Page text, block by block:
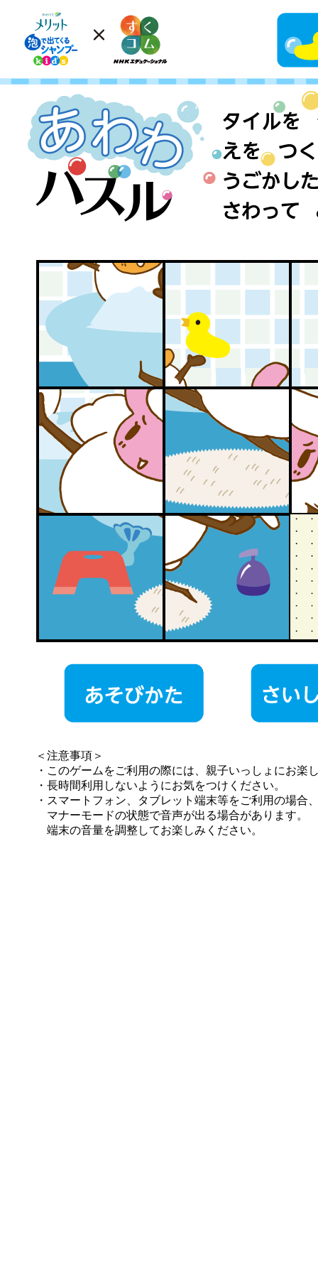
＜注意事項＞
・このゲームをご利用の際には、親子いっしょにお楽
・長時間利用しないようにお気をつけください。
・スマートフォン、タブレット端末等をご利用の場合
マナーモードの状態で音声が出る場合があります。
端末の音量を調整してお楽しみください。